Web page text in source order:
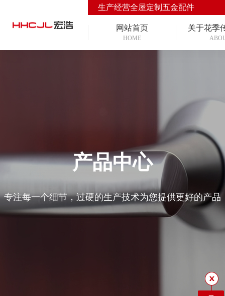
生产经营全屋定制五金配件
网站首页
HOME
关于花季
产品中心
专注每一个细节，过硬的生产技术为您提供更好的产品